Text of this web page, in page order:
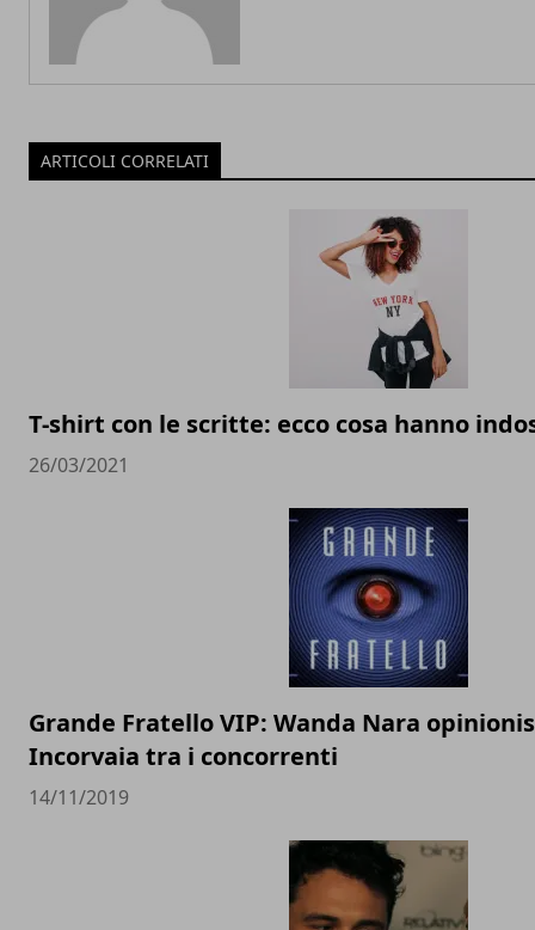
ARTICOLI CORRELATI
T-shirt con le scritte: ecco cosa hanno
26/03/2021
Grande Fratello VIP: Wanda Nara
Incorvaia tra i concorrenti
14/11/2019